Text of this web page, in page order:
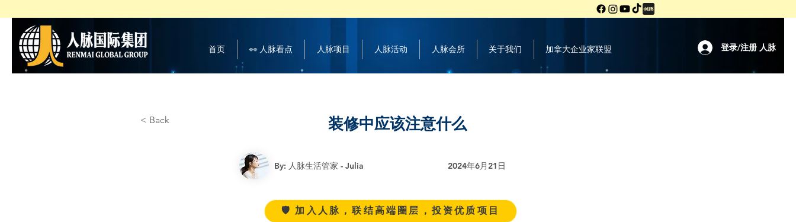
首页 👀 人脉看点 人脉项目 人脉活动 人脉会所 关于我们 加拿大企业家联盟 登录/注册 人脉
装修中应该注意什么
< Back
By: 人脉生活管家 - Julia 2024年6月21日
🛡️ 加入人脉，联结高端圈层，投资优质项目